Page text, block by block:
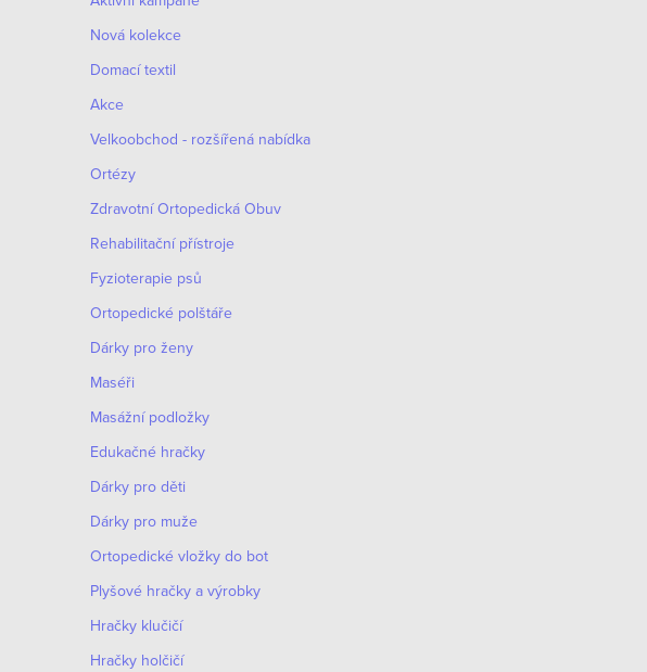
Nová kolekce
Domací textil
Akce
Velkoobchod - rozšířená nabídka
Ortézy
Zdravotní Ortopedická Obuv
Rehabilitační přístroje
Fyzioterapie psů
Ortopedické polštáře
Dárky pro ženy
Maséři
Masážní podložky
Edukačné hračky
Dárky pro děti
Dárky pro muže
Оrtopedické vložky do bot
Plyšové hračky a výrobky
Hračky klučičí
Hračky holčičí